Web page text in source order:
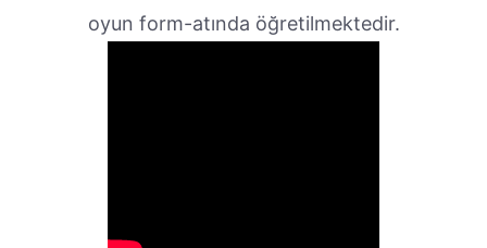
oyun form-atında öğretilmektedir.